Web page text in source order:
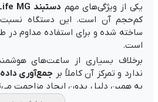
یکی از ویژگی‌های مهم دستبند Whoop Life MG
کم‌حجم آن است. این دستگاه
ساخته شده و برای استفاده مداوم در
است.
برخلاف بسیاری از ساعت‌های
ندارد و تمرکز آن کاملاً بر جمع‌آوری
به همین دلیل بدون ایجاد مزاحمت
تمرین یا حتی در طول فعالیت‌های